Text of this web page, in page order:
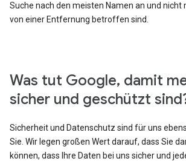
Suche nach den meisten Namen an und nicht
von einer Entfernung betroffen sind.
Was tut Google, damit
sicher und geschützt
Sicherheit und Datenschutz sind für uns
Sie. Wir legen großen Wert darauf, dass Sie
können, dass Ihre Daten bei uns sicher und